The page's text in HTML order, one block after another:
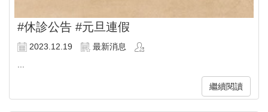
#休診公告 #元旦連假
2023.12.19
最新消息
繼續閱讀